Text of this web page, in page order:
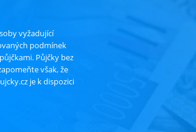
vyžadující
podmínek
Půjčky bez
však, že
je k dispozici